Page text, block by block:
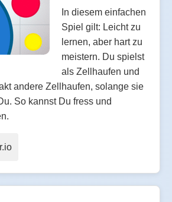
In diesem einfachen
Spiel gilt: Leicht zu
lernen, aber hart zu
meistern. Du spielst
als Zellhaufen und
andere Zellhaufen, solange sie
So kannst Du fress und